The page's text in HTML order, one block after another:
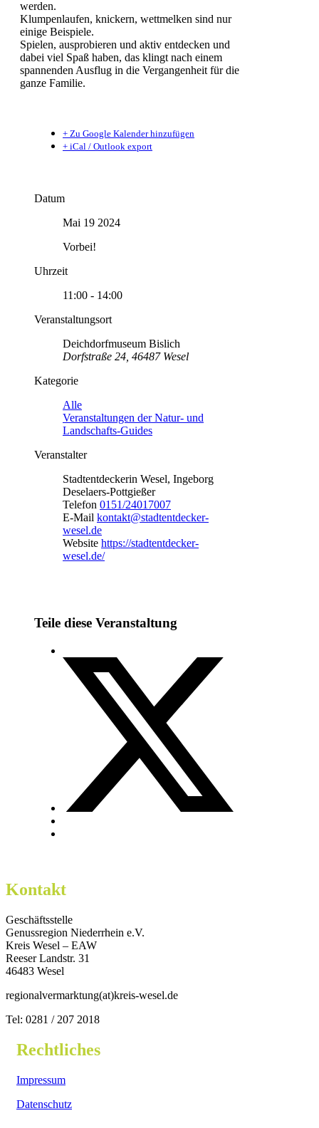
werden.
Klumpenlaufen, knickern, wettmelken sind nur
einige Beispiele.
Spielen, ausprobieren und aktiv entdecken und
dabei viel Spaß haben, das klingt nach einem
spannenden Ausflug in die Vergangenheit für die
ganze Familie.
+ Zu Google Kalender hinzufügen
+ iCal / Outlook export
Datum
Mai 19 2024
Vorbei!
Uhrzeit
11:00 - 14:00
Veranstaltungsort
Deichdorfmuseum Bislich
Dorfstraße 24, 46487 Wesel
Kategorie
Alle
Veranstaltungen der Natur- und
Landschafts-Guides
Veranstalter
Stadtentdeckerin Wesel, Ingeborg
Deselaers-Pottgießer
Telefon 0151/24017007
E-Mail kontakt@stadtentdecker-
wesel.de
Website https://stadtentdecker-
wesel.de/
Teile diese Veranstaltung
Kontakt
Geschäftsstelle
Genussregion Niederrhein e.V.
Kreis Wesel – EAW
Reeser Landstr. 31
46483 Wesel
regionalvermarktung(at)kreis-wesel.de
Tel: 0281 / 207 2018
Rechtliches
Impressum
Datenschutz